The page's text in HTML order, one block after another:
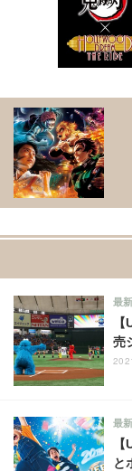
売
最
と
最